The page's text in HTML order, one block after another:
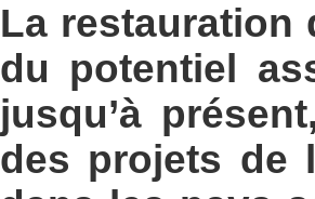
La restauration
du potentiel
jusqu’à
des projets de